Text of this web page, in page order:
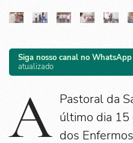
Siga nosso canal no WhatsApp
atualizado
A Pastoral da
último dia 15
dos